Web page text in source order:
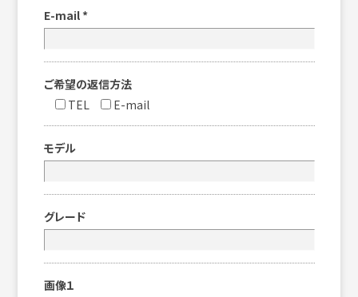
E-mail *
ご希望の返信方法
TEL
E-mail
モデル
グレード
画像１